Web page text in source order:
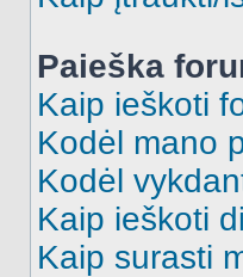
Paieška
Kaip ieškoti
Kodėl mano
Kodėl
Kaip ieškoti
Kaip surasti